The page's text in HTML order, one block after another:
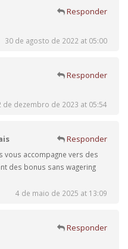
Responder
30 de agosto de 2022 at 05:00
Responder
de dezembro de 2023 at 05:54
Responder
vous accompagne vers des
des bonus sans wagering
4 de maio de 2025 at 13:09
Responder